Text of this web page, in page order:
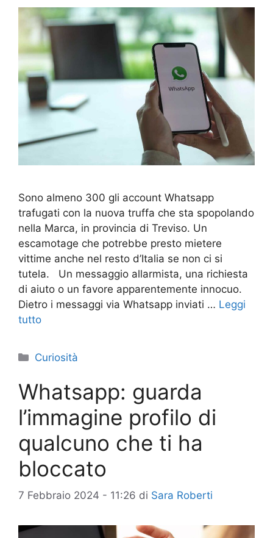
Sono almeno 300 gli account Whatsapp
trafugati con la nuova truffa che sta spopolando
nella Marca, in provincia di Treviso. Un
escamotage che potrebbe presto mietere
vittime anche nel resto d’Italia se non ci si
tutela. Un messaggio allarmista, una richiesta
di aiuto o un favore apparentemente innocuo.
Dietro i messaggi via Whatsapp inviati … Leggi
tutto
Categorie
Curiosità
Whatsapp: guarda
l’immagine profilo di
qualcuno che ti ha
bloccato
7 Febbraio 2024 - 11:26 di Sara Roberti